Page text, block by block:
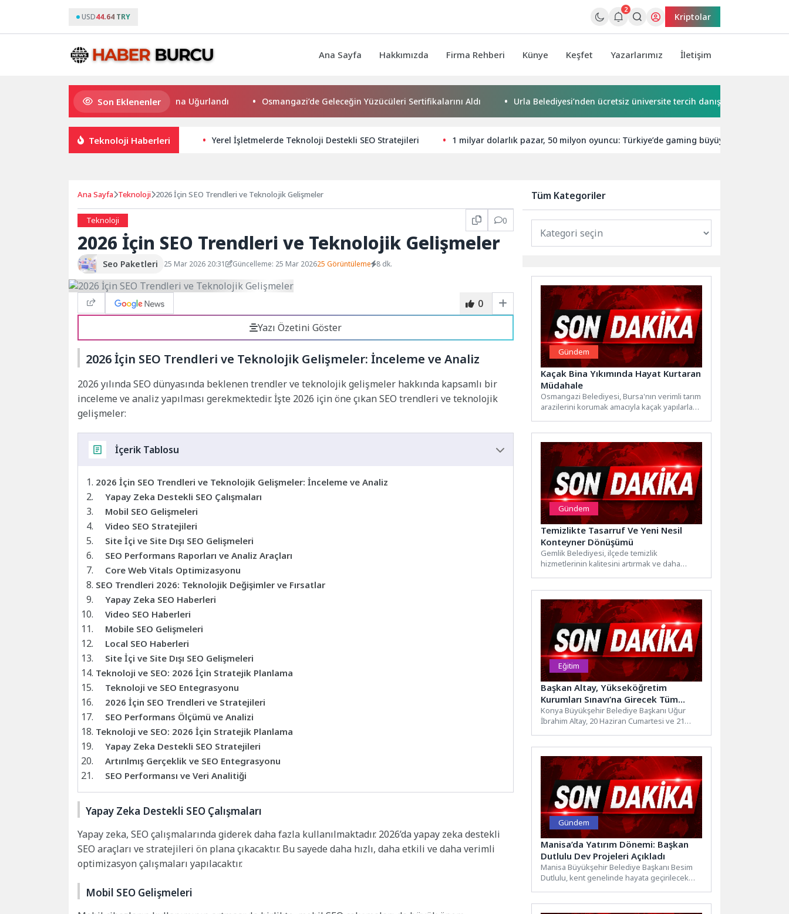
USD44.64 TRY
2
Kriptolar
Ana Sayfa Hakkımızda Firma Rehberi Künye Keşfet Yazarlarımız İletişim
Son Eklenenler
Bilgesu Erenus Son Yolculuğuna Uğurlandı Osmangazi’de Geleceğin Yüzücüleri Sertifikalarını Aldı Urla Belediyesi’nden ücretsiz üniversite tercih danışmanlığı
Teknoloji Haberleri Yerel İşletmelerde Teknoloji Destekli SEO Stratejileri 1 milyar dolarlık pazar, 50 milyon oyuncu: Türkiye’de gaming büyüyor
Ana Sayfa Teknoloji 2026 İçin SEO Trendleri ve Teknolojik Gelişmeler
Teknoloji 0
2026 İçin SEO Trendleri ve Teknolojik Gelişmeler
Seo Paketleri 25 Mar 2026 20:31 Güncelleme: 25 Mar 202625 Görüntüleme 8 dk.
0
Yazı Özetini Göster
2026 İçin SEO Trendleri ve Teknolojik Gelişmeler: İnceleme ve Analiz
2026 yılında SEO dünyasında beklenen trendler ve teknolojik gelişmeler hakkında kapsamlı bir
inceleme ve analiz yapılması gerekmektedir. İşte 2026 için öne çıkan SEO trendleri ve teknolojik
gelişmeler:
İçerik Tablosu
2026 İçin SEO Trendleri ve Teknolojik Gelişmeler: İnceleme ve Analiz
Yapay Zeka Destekli SEO Çalışmaları
Mobil SEO Gelişmeleri
Video SEO Stratejileri
Site İçi ve Site Dışı SEO Gelişmeleri
SEO Performans Raporları ve Analiz Araçları
Core Web Vitals Optimizasyonu
SEO Trendleri 2026: Teknolojik Değişimler ve Fırsatlar
Yapay Zeka SEO Haberleri
Video SEO Haberleri
Mobile SEO Gelişmeleri
Local SEO Haberleri
Site İçi ve Site Dışı SEO Gelişmeleri
Teknoloji ve SEO: 2026 İçin Stratejik Planlama
Teknoloji ve SEO Entegrasyonu
2026 İçin SEO Trendleri ve Stratejileri
SEO Performans Ölçümü ve Analizi
Teknoloji ve SEO: 2026 İçin Stratejik Planlama
Yapay Zeka Destekli SEO Stratejileri
Artırılmış Gerçeklik ve SEO Entegrasyonu
SEO Performansı ve Veri Analitiği
Yapay Zeka Destekli SEO Çalışmaları
Yapay zeka, SEO çalışmalarında giderek daha fazla kullanılmaktadır. 2026’da yapay zeka destekli
SEO araçları ve stratejileri ön plana çıkacaktır. Bu sayede daha hızlı, daha etkili ve daha verimli
optimizasyon çalışmaları yapılacaktır.
Mobil SEO Gelişmeleri
Tüm Kategoriler
Gündem
Kaçak Bina Yıkımında Hayat Kurtaran
Müdahale
Osmangazi Belediyesi, Bursa'nın verimli tarım
arazilerini korumak amacıyla kaçak yapılarla
Gündem
Temizlikte Tasarruf Ve Yeni Nesil
Konteyner Dönüşümü
Gemlik Belediyesi, ilçede temizlik
hizmetlerinin kalitesini artırmak ve daha
Eğitim
Başkan Altay, Yükseköğretim
Kurumları Sınavı’na Girecek Tüm
Gençlere Başarılar Diledi
Konya Büyükşehir Belediye Başkanı Uğur
İbrahim Altay, 20 Haziran Cumartesi ve 21
Gündem
Manisa’da Yatırım Dönemi: Başkan
Dutlulu Dev Projeleri Açıkladı
Manisa Büyükşehir Belediye Başkanı Besim
Dutlulu, kent genelinde hayata geçirilecek